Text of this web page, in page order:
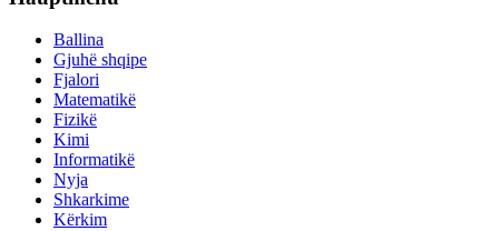
Ballina
Gjuhë shqipe
Fjalori
Matematikë
Fizikë
Kimi
Informatikë
Nyja
Shkarkime
Kërkim